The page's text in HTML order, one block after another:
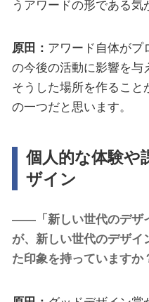
うアワードの形である気
原田： アワード自体がプ
の今後の活動に影響を与
そうした場所を作ること
の一つだと思います。
個人的な体験や
ザイン
――「新しい世代のデザ
が、新しい世代のデザイ
た印象を持っていますか